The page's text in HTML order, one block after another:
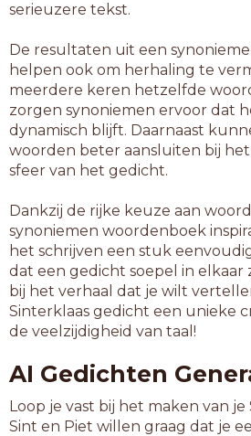
serieuzere tekst.
De resultaten uit een
helpen ook om herhaling te
meerdere keren hetzelfde
zorgen synoniemen ervoor dat
dynamisch blijft. Daarnaast
woorden beter aansluiten bij
sfeer van het gedicht.
Dankzij de rijke keuze aan
synoniemen woordenboek
het schrijven een stuk
dat een gedicht soepel in elkaar
bij het verhaal dat je wilt
Sinterklaas gedicht een unieke
de veelzijdigheid van taal!
AI Gedichten
Loop je vast bij het maken van
Sint en Piet willen graag dat je